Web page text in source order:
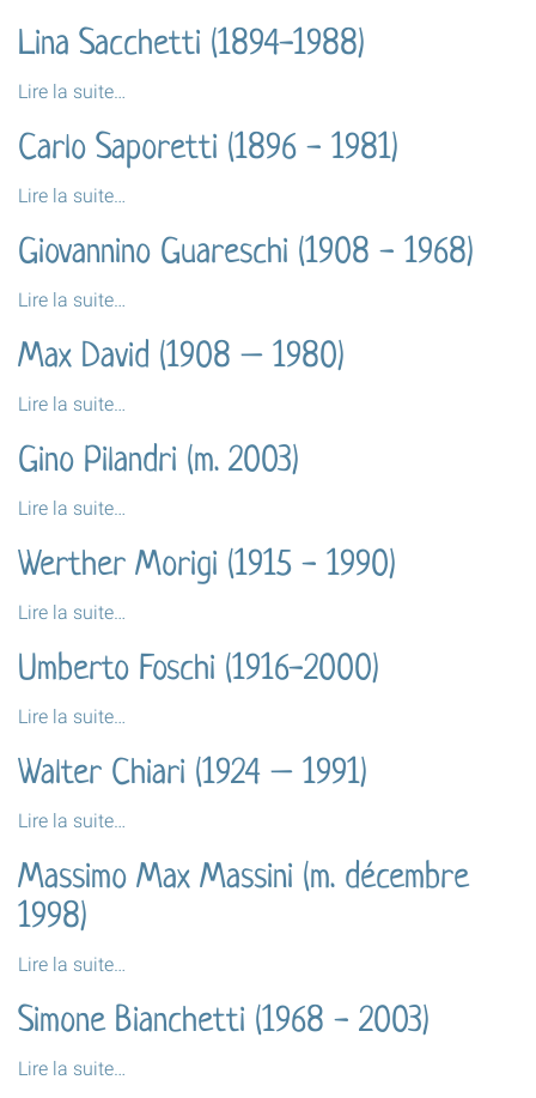
Augusto
–
"Trùcolo"
(1890
-
-
Lina Sacchetti (1894-1988)
Lina
(1894-
-
Lire la suite…
Carlo Saporetti (1896 - 1981)
Carlo
(1896
1981)
-
Lire la suite…
Giovannino Guareschi (1908 - 1968)
Giovannino
(1908
1968)
-
Lire la suite…
Max David (1908 – 1980)
Max
(1908
1980)
-
Lire la suite…
Gino Pilandri (m. 2003)
Gino
(m.
-
Lire la suite…
Werther Morigi (1915 - 1990)
Werther
(1915
1990)
-
Lire la suite…
Umberto Foschi (1916-2000)
Umberto
(1916-
-
Lire la suite…
Walter Chiari (1924 – 1991)
Walter
(1924
–
1991)
-
Lire la suite…
Massimo Max Massini (m. décembre
1998)
Massimo
Massini
décembre
Lire la suite…
Simone Bianchetti (1968 - 2003)
Simone
Lire la suite…